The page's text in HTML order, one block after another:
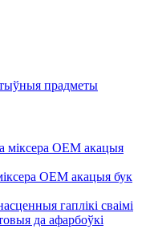
прадметы
OEM акацыя бук